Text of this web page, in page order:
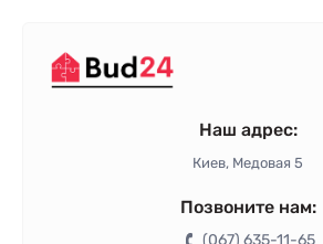
Наш адрес:
Киев, Медовая 5
Позвоните нам: